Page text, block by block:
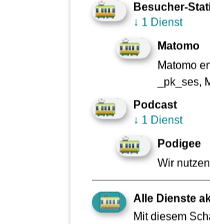
Strategische
Eine strategische
Eine nachhaltige,
Besucher-
↓ 1 Dienst
Matomo
Matomo
_pk_ses,
Podcast
↓ 1 Dienst
Podigee
Wir
Alle Dienste
Mit diesem